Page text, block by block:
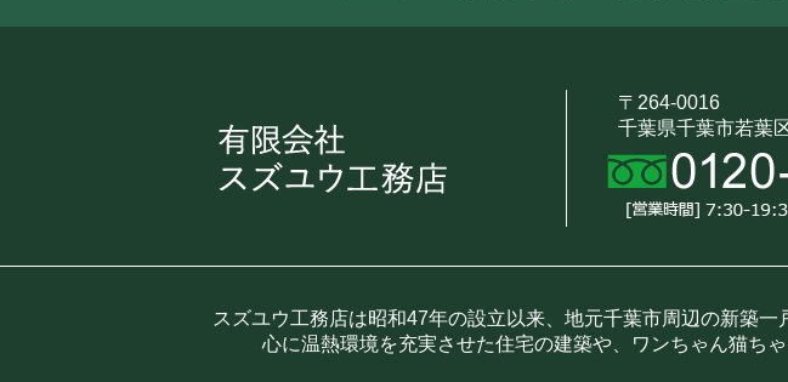
〒264-0016
千葉県千葉市若葉
スズユウ工務店は昭和47年の設立以来、地元千葉市周辺の新築
心に温熱環境を充実させた住宅の建築や、ワンちゃん猫ち